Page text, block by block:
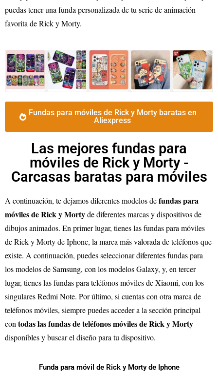
puedas tener una funda personalizada de tu serie de animación
favorita de Rick y Morty.
Fundas para móviles de Rick y Morty baratas en
Aliexpress
Las mejores fundas para
móviles de Rick y Morty -
Carcasas baratas para móviles
A continuación, te dejamos diferentes modelos defundas para
móviles de Rick y Mortyde diferentes marcas y dispositivos de
dibujos animados. En primer lugar, tienes las fundas para móviles
de Rick y Morty de Iphone, la marca más valorada de teléfonos que
existe. A continuación, puedes seleccionar diferentes fundas para
los modelos de Samsung, con los modelos Galaxy, y, en tercer
lugar, tienes las fundas para teléfonos móviles de Xiaomi, con los
singulares Redmi Note. Por último, si cuentas con otra marca de
teléfonos móviles, siempre puedes acceder a la sección principal
con todas las fundas de teléfonos móviles de Rick y Morty
disponibles y buscar el diseño para tu dispositivo.
Funda para móvil de Rick y Morty de Iphone